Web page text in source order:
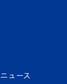
ニュース